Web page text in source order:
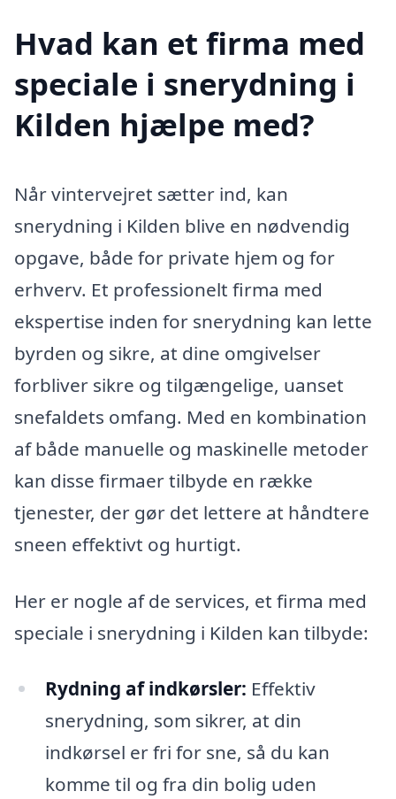
Hvad kan et firma med
speciale i snerydning i
Kilden hjælpe med?
Når vintervejret sætter ind, kan
snerydning i Kilden blive en nødvendig
opgave, både for private hjem og for
erhverv. Et professionelt firma med
ekspertise inden for snerydning kan lette
byrden og sikre, at dine omgivelser
forbliver sikre og tilgængelige, uanset
snefaldets omfang. Med en kombination
af både manuelle og maskinelle metoder
kan disse firmaer tilbyde en række
tjenester, der gør det lettere at håndtere
sneen effektivt og hurtigt.
Her er nogle af de services, et firma med
speciale i snerydning i Kilden kan tilbyde:
Rydning af indkørsler: Effektiv
snerydning, som sikrer, at din
indkørsel er fri for sne, så du kan
komme til og fra din bolig uden